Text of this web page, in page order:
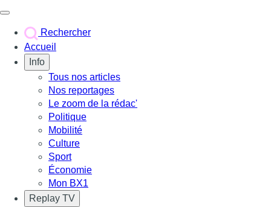
Rechercher
Accueil
Info
Tous nos articles
Nos reportages
Le zoom de la rédac'
Politique
Mobilité
Culture
Sport
Économie
Mon BX1
Replay TV